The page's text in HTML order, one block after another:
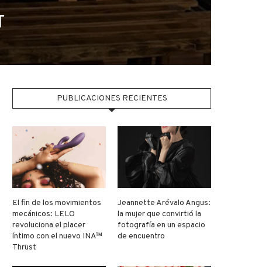
PUBLICACIONES RECIENTES
El fin de los movimientos
mecánicos: LELO
revoluciona el placer
íntimo con el nuevo INA™
Thrust
Jeannette Arévalo Angus:
la mujer que convirtió la
fotografía en un espacio
de encuentro